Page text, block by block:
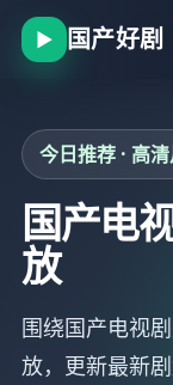
▶ 国产好剧
今日推荐 · 高
国产电
放
围绕国产电视
放，更新最新